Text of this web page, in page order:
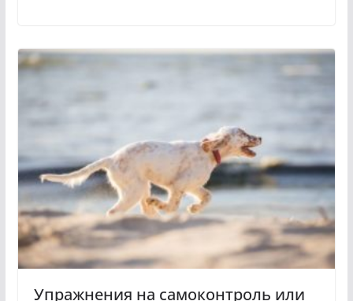
Упражнения на самоконтроль или